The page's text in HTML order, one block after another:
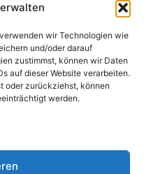
wir Technologien wie
und/oder darauf
zustimmst, können wir Daten
auf dieser Website verarbeiten.
oder zurückziehst, können
werden.